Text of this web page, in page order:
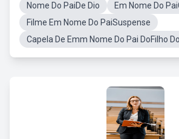
Nome Do PaiDe Dio
Em Nome Do
Filme Em Nome Do PaiSuspense
Capela De Emm Nome Do Pai DoFilho